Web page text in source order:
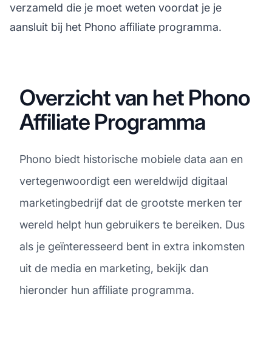
verzameld die je moet weten voordat je je
aansluit bij het Phono affiliate programma.
Overzicht van het Phono
Affiliate Programma
Phono biedt historische mobiele data aan en
vertegenwoordigt een wereldwijd digitaal
marketingbedrijf dat de grootste merken ter
wereld helpt hun gebruikers te bereiken. Dus
als je geïnteresseerd bent in extra inkomsten
uit de media en marketing, bekijk dan
hieronder hun affiliate programma.